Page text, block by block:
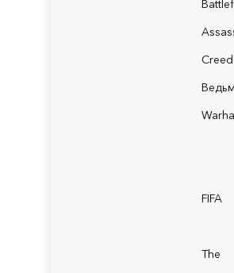
Creed
FIFA
The